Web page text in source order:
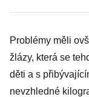
Problémy měli
žlázy, která se
děti a s
nevzhledné